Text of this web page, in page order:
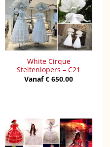
White Cirque
Steltenlopers – C21
Vanaf€ 650,00